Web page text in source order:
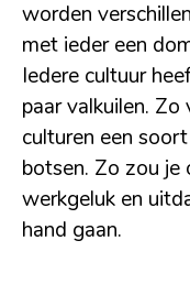
worden
met ieder een
Iedere cultuur
paar valkuilen.
culturen een
botsen. Zo zou je
werkgeluk en
hand gaan.